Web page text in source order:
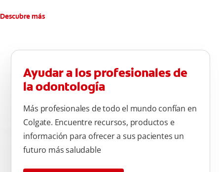
Descubre más
Ayudar a los profesionales de
la odontología
Más profesionales de todo el mundo confían en
Colgate. Encuentre recursos, productos e
información para ofrecer a sus pacientes un
futuro más saludable